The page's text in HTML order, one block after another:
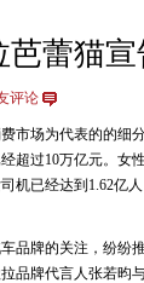
蕾猫宣
评论
市场为代表的的细
超过10万亿元。女
机已经达到1.62亿
品牌的关注，纷纷
品牌代言人张若昀